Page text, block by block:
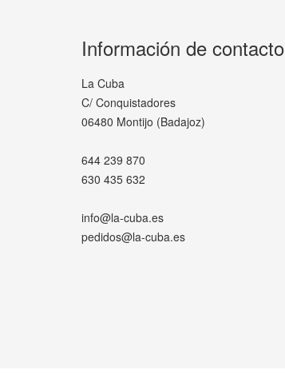
Información de contacto
La Cuba
C/ Conquistadores
06480 Montijo (Badajoz)
644 239 870
630 435 632
info@la-cuba.es
pedidos@la-cuba.es